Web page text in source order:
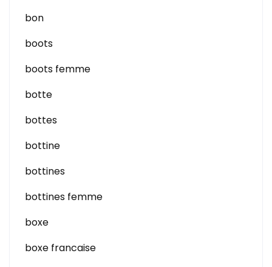
bon
boots
boots femme
botte
bottes
bottine
bottines
bottines femme
boxe
boxe francaise